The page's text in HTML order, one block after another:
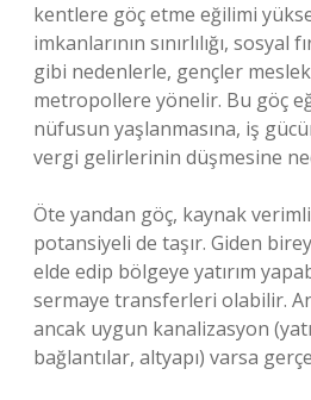
kentlere göç etme eğilimi
imkanlarının sınırlılığı, sosyal
gibi nedenlerle, gençler
metropollere yönelir. Bu göç
nüfusun yaşlanmasına, iş
vergi gelirlerinin düşmesine
Öte yandan göç, kaynak
potansiyeli de taşır. Giden
elde edip bölgeye yatırım
sermaye transferleri olabilir.
ancak uygun kanalizasyon
bağlantılar, altyapı) varsa